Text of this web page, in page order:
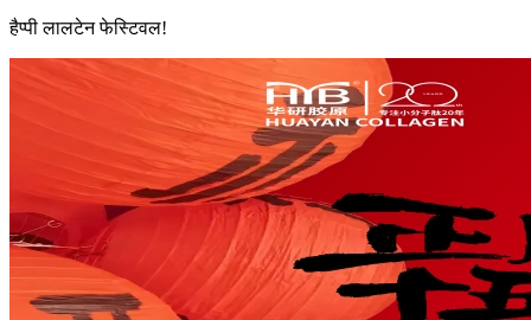
हैप्पी लालटेन फेस्टिवल!